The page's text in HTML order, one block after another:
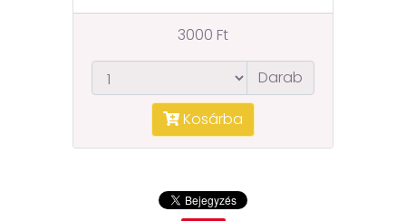
3000 Ft
Darab
Kosárba